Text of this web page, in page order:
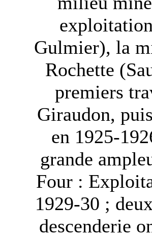
Gulmier), la
Rochette
premiers
Giraudon,
en 1925-
grande
Four :
1929-30 ;
descenderie